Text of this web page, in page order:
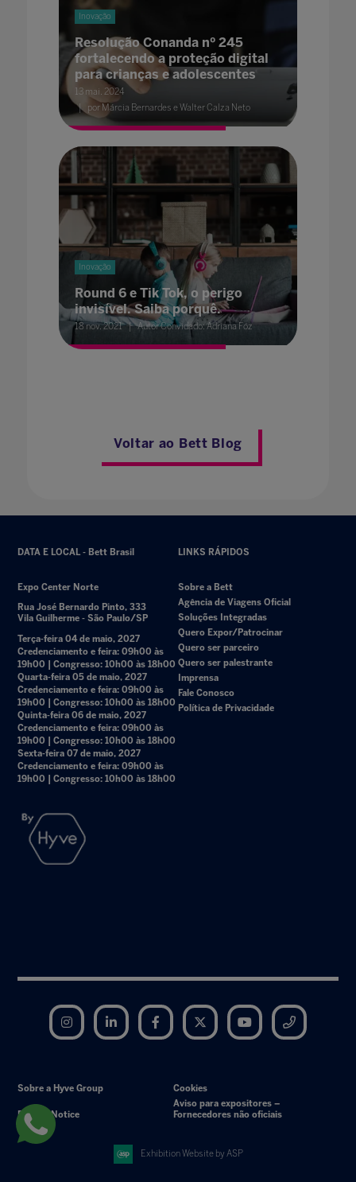
Inovação
Resolução Conanda nº 245
fortalecendo a proteção digital
para crianças e adolescentes
13 mai. 2024
por Márcia Bernardes e Walter Calza Neto
Inovação
Round 6 e Tik Tok, o perigo
invisível. Saiba porquê.
18 nov. 2021 Autor Convidado: Adriana Fóz
Voltar ao Bett Blog
DATA E LOCAL - Bett Brasil
Expo Center Norte
Rua José Bernardo Pinto, 333
Vila Guilherme - São Paulo/SP
Terça-feira 04 de maio, 2027
Credenciamento e feira: 09h00 às
19h00 | Congresso: 10h00 às 18h00
Quarta-feira 05 de maio, 2027
Credenciamento e feira: 09h00 às
19h00 | Congresso: 10h00 às 18h00
Quinta-feira 06 de maio, 2027
Credenciamento e feira: 09h00 às
19h00 | Congresso: 10h00 às 18h00
Sexta-feira 07 de maio, 2027
Credenciamento e feira: 09h00 às
19h00 | Congresso: 10h00 às 18h00
LINKS RÁPIDOS
Sobre a Bett
Agência de Viagens Oficial
Soluções Integradas
Quero Expor/Patrocinar
Quero ser parceiro
Quero ser palestrante
Imprensa
Fale Conosco
Política de Privacidade
Instagram LinkedIn Facebook Twitter YouTube
Sobre a Hyve Group Cookies
Privacy Notice
Aviso para expositores –
Fornecedores não oficiais
Exhibition Website by ASP